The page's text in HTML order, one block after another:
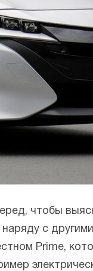
чтобы
с
Prime,